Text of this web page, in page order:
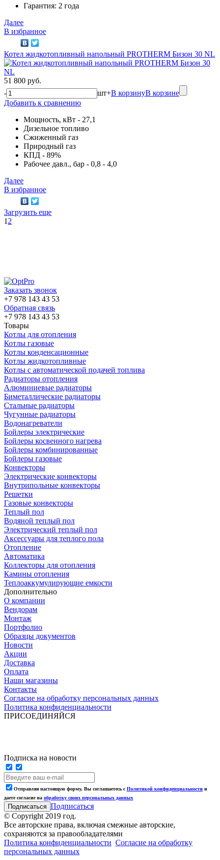
Гарантия: 2 года
Далее
В избранное
Котел жидкотопливный напольный PROTHERM Бизон 30 NL
51 800 руб.
-
шт+В корзинуВ корзине
Добавить к сравнению
Мощность, кВт - 27,1
Дизельное топливо
Сжиженный газ
Природный газ
КПД - 89%
Рабочее давл., бар - 0,8 - 4,0
Далее
В избранное
Загрузить еще
1 2
Заказать звонок
+7 978 143 43 53
Обратная связь
+7 978 143 43 53
Товары
Котлы для отопления
Котлы газовые
Котлы конденсационные
Котлы жидкотопливные
Котлы с автоматической подачей топлива
Радиаторы отопления
Алюминиевые радиаторы
Биметаллические радиаторы
Стальные радиаторы
Чугунные радиаторы
Водонагреватели
Бойлеры электрические
Бойлеры косвенного нагрева
Бойлеры комбинированные
Бойлеры газовые
Конвекторы
Электрические конвекторы
Внутрипольные конвекторы
Решетки
Газовые конвекторы
Теплый пол
Водяной теплый пол
Электрический теплый пол
Аксессуары для теплого пола
Отопление
Автоматика
Коллекторы для отопления
Камины отопления
Теплоаккумулирующие емкости
Дополнительно
О компании
Вендорам
Монтаж
Портфолио
Образцы документов
Новости
Акции
Доставка
Оплата
Наши магазины
Контакты
Согласие на обработку персональных данных
Политика конфиденциальности
ПРИСОЕДИНЯЙСЯ
Подписка на новости
Отправляя настоящую форму, Вы соглашаетесь с Политикой конфиденциальности и
даете согласие на обработку своих персональных данных
Подписаться
© Copyright 2019 год.
Все авторские права, включая смежные авторские,
сохраняются за правообладателями
Политика конфиденциальности Согласие на обработку
персональных данных